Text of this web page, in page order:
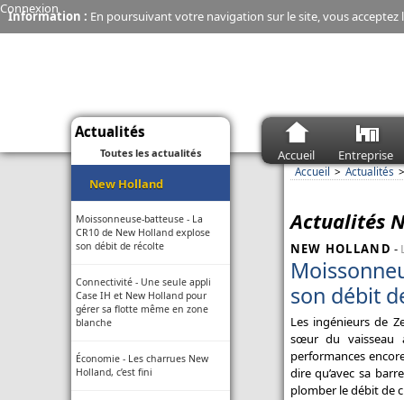
Information : En poursuivant votre navigation sur le site, vous
Connexion
Accueil Entreprise
Actualités
Toutes les actualités
New Holland
Moissonneuse-batteuse - La
CR10 de New Holland explose
son débit de récolte
Connectivité - Une seule appli
Case IH et New Holland pour
gérer sa flotte même en zone
blanche
Économie - Les charrues New
Holland, c’est fini
Accueil Actualités
Actualités
NEW HOLLAND -
son débit
Les ingénieurs de
sœur du vaisseau
performances
dire qu’avec sa
plomber le débit de